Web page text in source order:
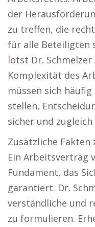
der
zu treffen, die
für alle Beteiligten
lotst Dr.
Komplexität des
müssen sich
stellen,
sicher und
Zusätzliche
Ein Arbeitsvertrag
Fundament, das
garantiert. Dr.
verständliche und
zu formulieren.